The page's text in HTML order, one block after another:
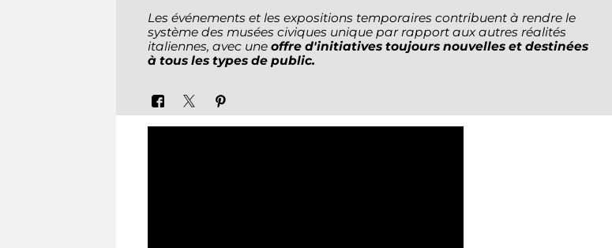
Les événements et les expositions temporaires contribuent à rendre le
système des musées civiques unique par rapport aux autres réalités
italiennes, avec une offre d'initiatives toujours nouvelles et destinées
à tous les types de public.